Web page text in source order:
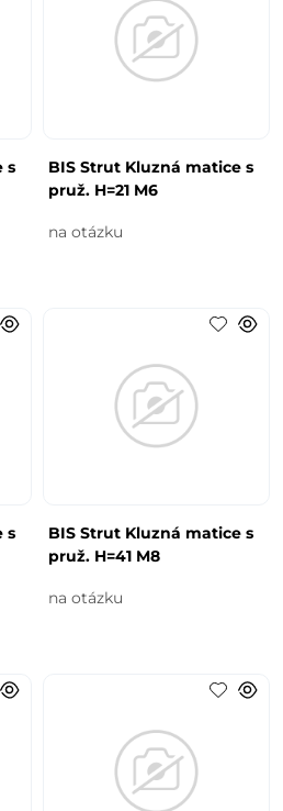
s
BIS Strut Kluzná matice s
pruž. H=21 M6
na otázku
s
BIS Strut Kluzná matice s
pruž. H=41 M8
na otázku